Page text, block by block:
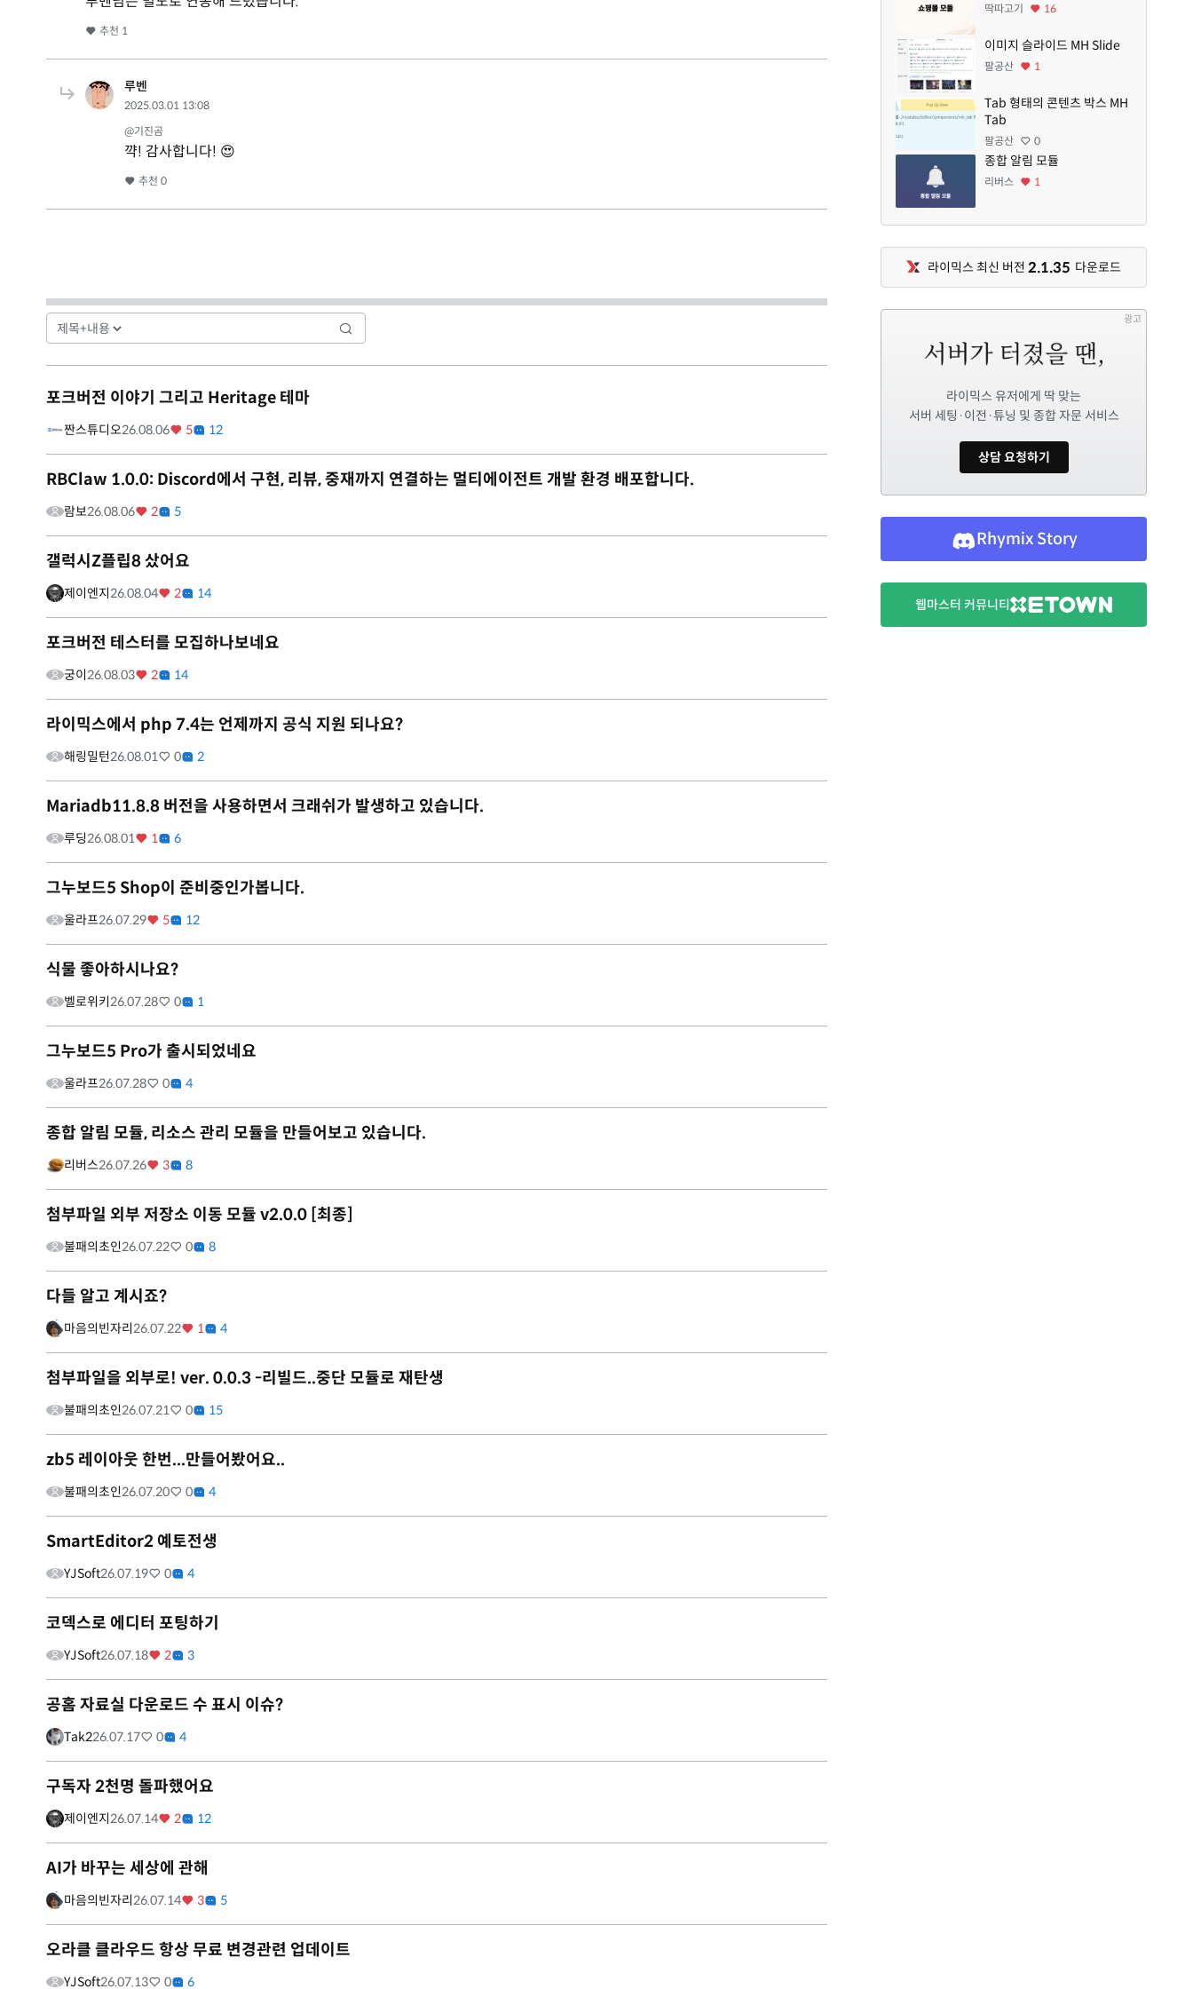
추천 1
루벤
2025.03.01 13:08
@기진곰
꺅! 감사합니다! 😍
추천 0
포크버전 이야기 그리고 Heritage 테마
짠스튜디오26.08.06 5 12
RBClaw 1.0.0: Discord에서 구현, 리뷰, 중재까지 연결하는 멀티에이전트 개발 환경 배포합니다.
람보26.08.06 2 5
갤럭시Z플립8 샀어요
제이엔지26.08.04 2 14
포크버전 테스터를 모집하나보네요
궁이26.08.03 2 14
라이믹스에서 php 7.4는 언제까지 공식 지원 되나요?
해링밀턴26.08.01 0 2
Mariadb11.8.8 버전을 사용하면서 크래쉬가 발생하고 있습니다.
루딩26.08.01 1 6
그누보드5 Shop이 준비중인가봅니다.
울라프26.07.29 5 12
식물 좋아하시나요?
벨로위키26.07.28 0 1
그누보드5 Pro가 출시되었네요
울라프26.07.28 0 4
종합 알림 모듈, 리소스 관리 모듈을 만들어보고 있습니다.
리버스26.07.26 3 8
첨부파일 외부 저장소 이동 모듈 v2.0.0 [최종]
불패의초인26.07.22 0 8
다들 알고 계시죠?
마음의빈자리26.07.22 1 4
첨부파일을 외부로! ver. 0.0.3 -리빌드..중단 모듈로 재탄생
불패의초인26.07.21 0 15
zb5 레이아웃 한번...만들어봤어요..
불패의초인26.07.20 0 4
SmartEditor2 예토전생
YJSoft26.07.19 0 4
코덱스로 에디터 포팅하기
YJSoft26.07.18 2 3
공홈 자료실 다운로드 수 표시 이슈?
Tak226.07.17 0 4
구독자 2천명 돌파했어요
제이엔지26.07.14 2 12
AI가 바꾸는 세상에 관해
마음의빈자리26.07.14 3 5
오라클 클라우드 항상 무료 변경관련 업데이트
YJSoft26.07.13 0 6
딱따고기 16
이미지 슬라이드 MH Slide
팔공산 1
Tab 형태의 콘텐츠 박스 MH
Tab
팔공산 0
종합 알림 모듈
리버스 1
라이믹스 최신 버전 2.1.35 다운로드
광고
라이믹스 유저에게 딱 맞는
서버 세팅·이전·튜닝 및 종합 자문 서비스
상담 요청하기
Rhymix Story
웹마스터 커뮤니티